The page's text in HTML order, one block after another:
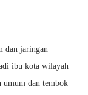
dan jaringan
ibu kota wilayah
umum dan tembok